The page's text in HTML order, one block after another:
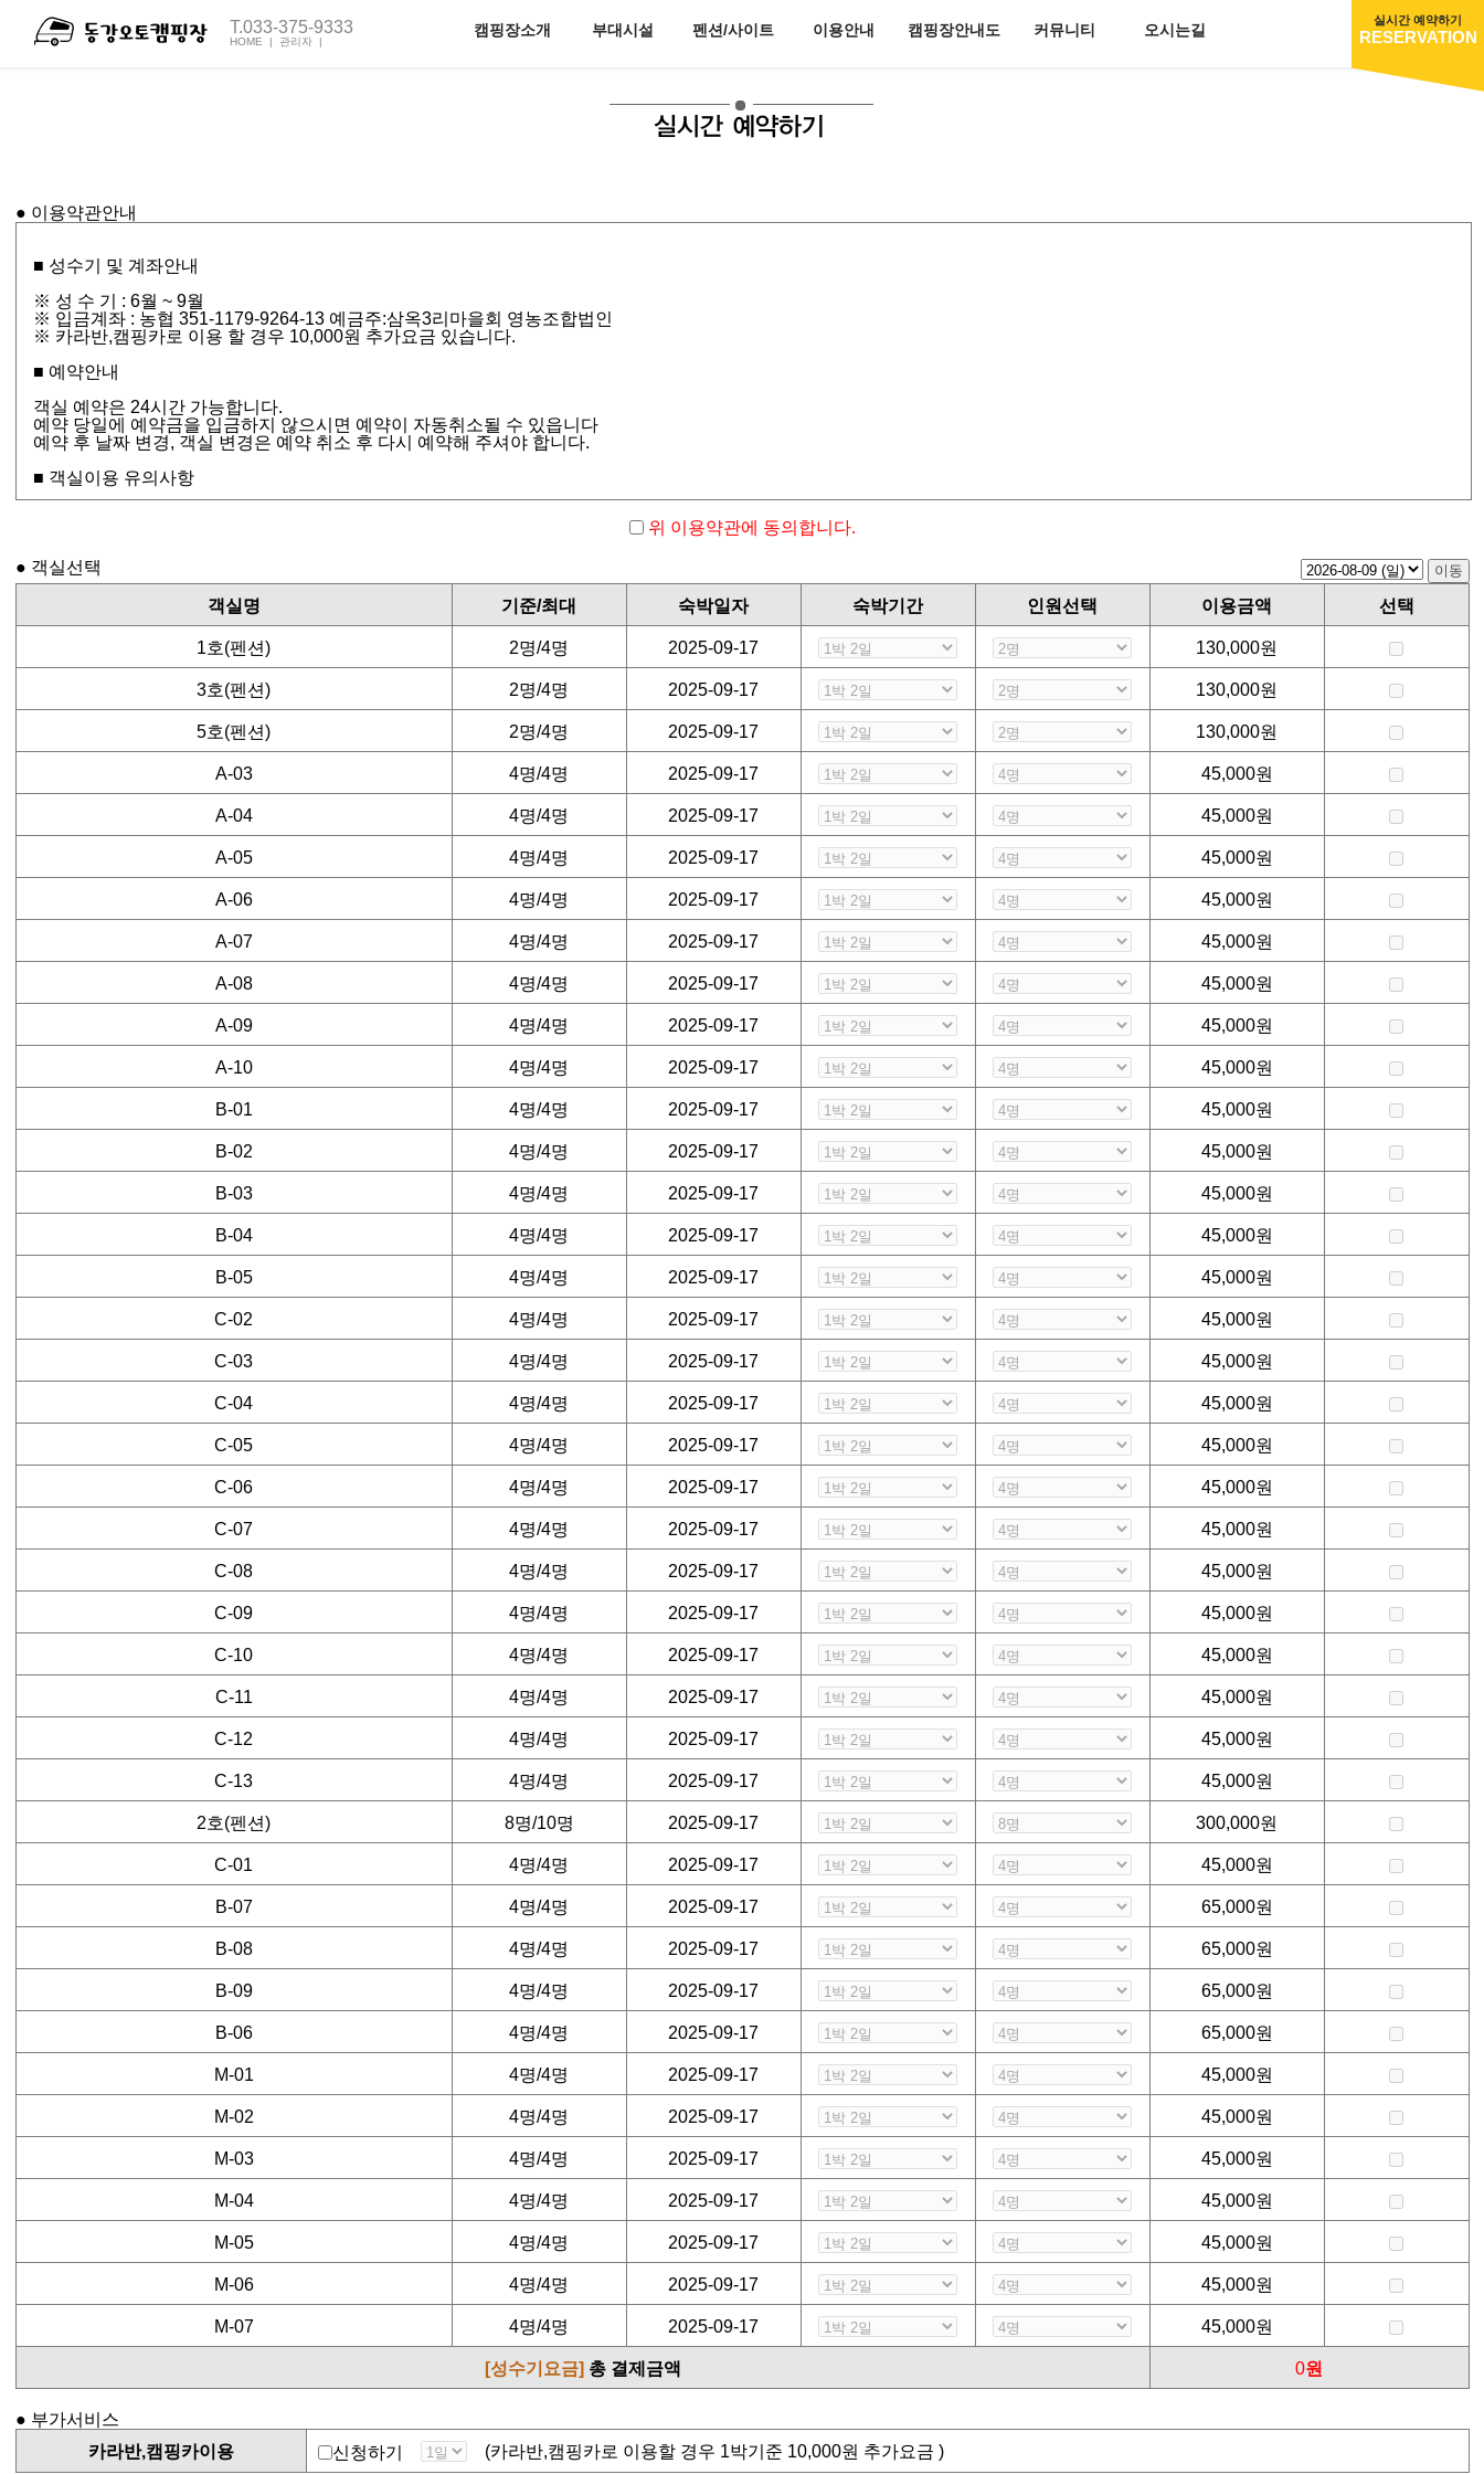
T.033-375-9333
HOME | 관리자 |
캠핑장소개 부대시설 펜션/사이트 이용안내 캠핑장안내도 커뮤니티 오시는길
실시간 예약하기
RESERVATION
● 이용약관안내
■ 성수기 및 계좌안내
※ 성 수 기 : 6월 ~ 9월
※ 입금계좌 : 농협 351-1179-9264-13 예금주:삼옥3리마을회 영농조합법인
※ 카라반,캠핑카로 이용 할 경우 10,000원 추가요금 있습니다.
■ 예약안내
객실 예약은 24시간 가능합니다.
예약 당일에 예약금을 입금하지 않으시면 예약이 자동취소될 수 있읍니다
예약 후 날짜 변경, 객실 변경은 예약 취소 후 다시 예약해 주셔야 합니다.
■ 객실이용 유의사항
퇴실 시에는 객실정리를 마쳐 주시고 반드시 퇴실점검을 받으셔야 합니다
퇴실시간 지연으로 인한 영업 지장이 생기지 않도록 협조하여 주시기 바랍니다
집기가 파손된 경우 관리자에게 꼭 알려주셔야 합니다.
미성년자는 보호자와 동행하지 않은 경우 입실이 불가능합니다
이용 중 고객과실로 인한 모든 사고에 대하여 당사는 책임을 지지 않습니다
기타 화재 및 안전 사고에 위험이 있는 허가되지 않은 모든 행위를 금지합니다
이용 10 일전 : 100% 환불
이용 7 일전 : 예약금에서 80% 환불
이용 3 일전 : 예약금에서 30% 환불
이용 2 일전 : 취소,변경,환불 불가, 착오 없으시기 바랍니다.
환불 시 입금자명으로 취소 수수료를 제외한 나머지 금액이 환불됩니다.
(단. 농협외 타행입금시 수수료가 발생할 수 있습니다.)
■ 개인정보 동의 및 수집목적과 폐기안내
본 홈페이지는 온라인예약관리 서비스 항목 중 아래와 같은 개인정보를 수집하고 있습니다.
1)예약자
ㆍ수집항목 : 이름 , 핸드폰번호, 기타내용
2)개인정보의 수집 및 이용목적
ㆍ목적 : 숙박 예약에 필요한 최소한의 정보(성명, 연락처)만 받고 있습니다.
위 이용약관에 동의합니다.
● 객실선택
객실명 기준/최대 숙박일자 숙박기간 인원선택 이용금액 선택
1호(펜션) 2명/4명 2025-09-17 130,000원
3호(펜션) 2명/4명 2025-09-17 130,000원
5호(펜션) 2명/4명 2025-09-17 130,000원
A-03 4명/4명 2025-09-17 45,000원
A-04 4명/4명 2025-09-17 45,000원
A-05 4명/4명 2025-09-17 45,000원
A-06 4명/4명 2025-09-17 45,000원
A-07 4명/4명 2025-09-17 45,000원
A-08 4명/4명 2025-09-17 45,000원
A-09 4명/4명 2025-09-17 45,000원
A-10 4명/4명 2025-09-17 45,000원
B-01 4명/4명 2025-09-17 45,000원
B-02 4명/4명 2025-09-17 45,000원
B-03 4명/4명 2025-09-17 45,000원
B-04 4명/4명 2025-09-17 45,000원
B-05 4명/4명 2025-09-17 45,000원
C-02 4명/4명 2025-09-17 45,000원
C-03 4명/4명 2025-09-17 45,000원
C-04 4명/4명 2025-09-17 45,000원
C-05 4명/4명 2025-09-17 45,000원
C-06 4명/4명 2025-09-17 45,000원
C-07 4명/4명 2025-09-17 45,000원
C-08 4명/4명 2025-09-17 45,000원
C-09 4명/4명 2025-09-17 45,000원
C-10 4명/4명 2025-09-17 45,000원
C-11 4명/4명 2025-09-17 45,000원
C-12 4명/4명 2025-09-17 45,000원
C-13 4명/4명 2025-09-17 45,000원
2호(펜션) 8명/10명 2025-09-17 300,000원
C-01 4명/4명 2025-09-17 45,000원
B-07 4명/4명 2025-09-17 65,000원
B-08 4명/4명 2025-09-17 65,000원
B-09 4명/4명 2025-09-17 65,000원
B-06 4명/4명 2025-09-17 65,000원
M-01 4명/4명 2025-09-17 45,000원
M-02 4명/4명 2025-09-17 45,000원
M-03 4명/4명 2025-09-17 45,000원
M-04 4명/4명 2025-09-17 45,000원
M-05 4명/4명 2025-09-17 45,000원
M-06 4명/4명 2025-09-17 45,000원
M-07 4명/4명 2025-09-17 45,000원
[성수기요금] 총 결제금액 0원
● 부가서비스
카라반,캠핑카이용
신청하기 (카라반,캠핑카로 이용할 경우 1박기준 10,000원 추가요금 )